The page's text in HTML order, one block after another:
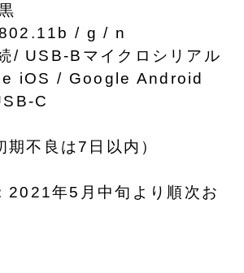
802.11b / g / n
/ USB-Bマイクロシリアル
iOS / Google Android
C
不良は7日以内）
2021年5月中旬より順次お